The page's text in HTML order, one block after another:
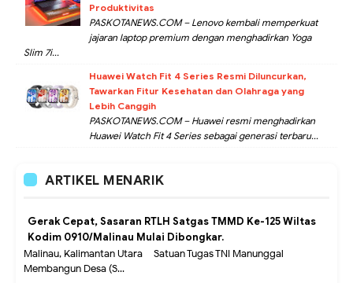
Produktivitas
PASKOTANEWS.COM – Lenovo kembali memperkuat
jajaran laptop premium dengan menghadirkan Yoga
Slim 7i...
Huawei Watch Fit 4 Series Resmi Diluncurkan,
Tawarkan Fitur Kesehatan dan Olahraga yang
Lebih Canggih
PASKOTANEWS.COM – Huawei resmi menghadirkan
Huawei Watch Fit 4 Series sebagai generasi terbaru...
ARTIKEL MENARIK
Gerak Cepat, Sasaran RTLH Satgas TMMD Ke-125 Wiltas
Kodim 0910/Malinau Mulai Dibongkar.
Malinau, Kalimantan Utara – Satuan Tugas TNI Manunggal
Membangun Desa (S...